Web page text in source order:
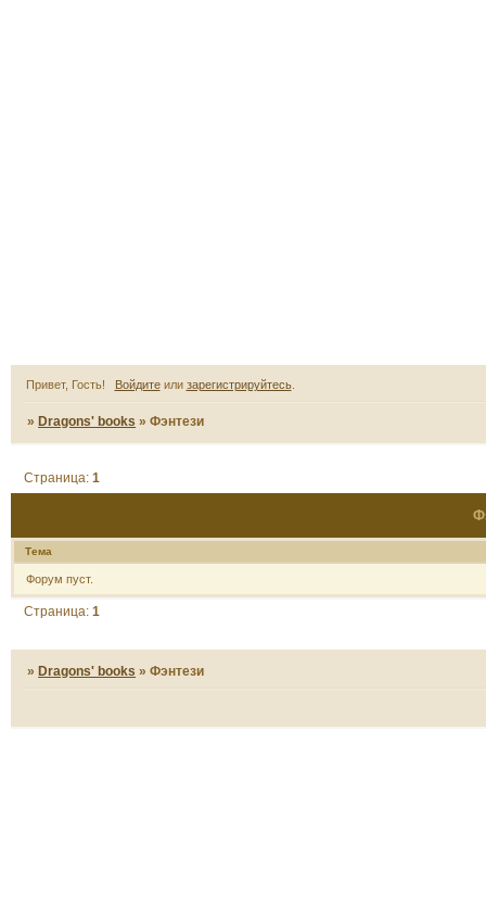
Привет, Гость! Войдитеили зарегистрируйтесь.
»Dragons' books »Фэнтези
Страница:1
Тема
Форум пуст.
Страница:1
» Dragons' books »Фэнтези